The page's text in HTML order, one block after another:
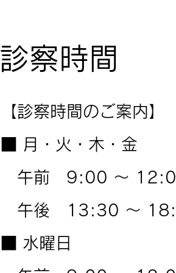
診察時間
【診察時間のご案内】
■ 月・火・木・金
午前 9:00 ～
午後 13:30 ～
■ 水曜日